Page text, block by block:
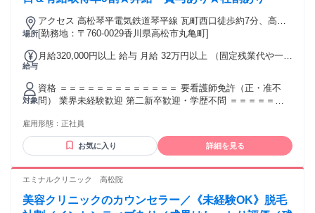
場所
アクセス 高松琴平電気鉄道琴平線 瓦町西口徒歩約7分、高松
琴平電気鉄道長尾線 瓦町西口徒歩約7分、高松琴平電気鉄道志
[勤務地：〒760-0029香川県高松市丸亀町]
給与
月給320,000円以上 給与 月給 32万円以上 （固定残業代や一律
時間：23時間） 固定残業時間を超えた勤務時間については別
途残業代を支給する 交通費：交通費支給
対象
資格 ＝＝＝＝＝＝＝＝＝＝＝＝＝ 要看護師免許（正・准不
問） 業界未経験歓迎 第二新卒歓迎・学歴不問 ＝＝＝＝＝＝
専門分野経験は問いません！ 専門知識は入職後に学べるので
安心してくださいね！臨床経験も不要です！ 【こんな方にピ
ッタリ！】 ＊美容が好き ＊看護師資格を活かして働きたい
いうちにキャリアアップしたい ＊新しい挑戦をしたい方 ＊プ
迎！】 看護師,准看護師,保健師,美容クリニック, 訪問看護師,
雇用形態： 正社員
お気に入り 詳細を見る
エミナルクリニック 高松院
美容クリニックのカウンセラー／《未経験OK》脱毛